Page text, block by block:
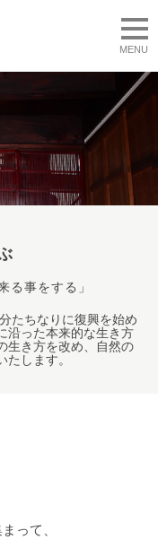
MENU
る事をする」
たちなりに復興を始め
沿った本来的な生き方
生き方を改め、自然の
します。
って、